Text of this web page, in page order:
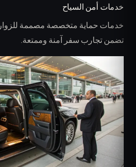
خدمات أمن السياح
خدمات حماية متخصصة مصممة للزوار
تضمن تجارب سفر آمنة وممتعة.